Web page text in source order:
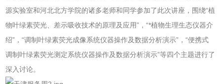
源实验室和河北北方学院的诸多老师和同学参加了此次讲座，围绕“植
物叶绿素荧光、差示吸收技术的原理及应用”，“*植物生理生态仪器介
绍”，“调制叶绿素荧光成像系统仪器操作及数据分析演示”，“便携式
调制叶绿素荧光测定系统仪器操作及数据分析演示”等四个主题进行了
深入讨论。